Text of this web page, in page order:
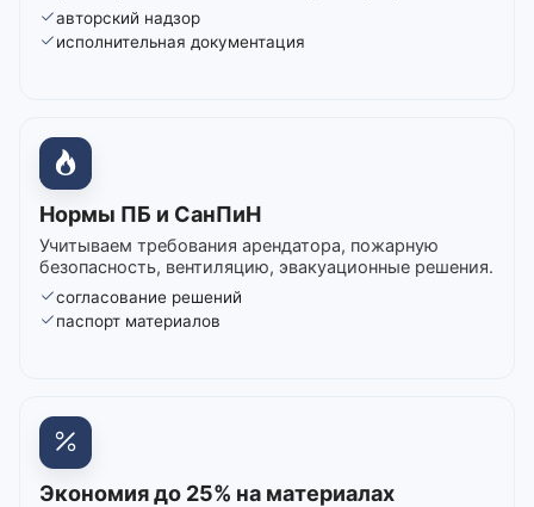
авторский надзор
исполнительная документация
Нормы ПБ и СанПиН
Учитываем требования арендатора, пожарную
безопасность, вентиляцию, эвакуационные решения.
согласование решений
паспорт материалов
Экономия до 25% на материалах